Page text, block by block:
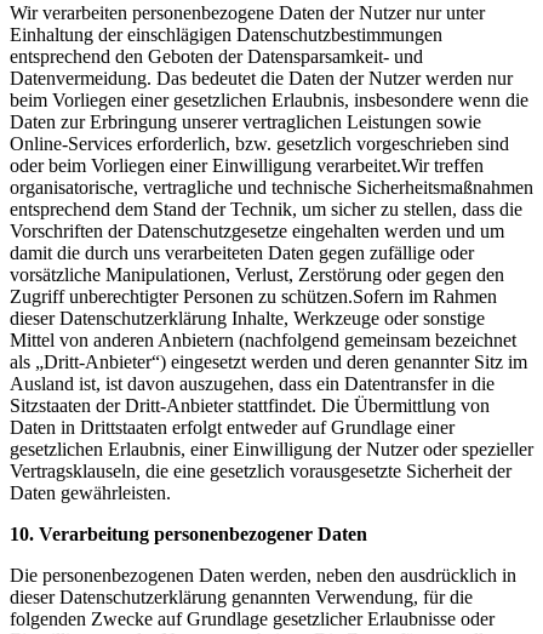
Wir verarbeiten personenbezogene Daten der Nutzer nur unter
Einhaltung der einschlägigen Datenschutzbestimmungen
entsprechend den Geboten der Datensparsamkeit- und
Datenvermeidung. Das bedeutet die Daten der Nutzer werden nur
beim Vorliegen einer gesetzlichen Erlaubnis, insbesondere wenn die
Daten zur Erbringung unserer vertraglichen Leistungen sowie
Online-Services erforderlich, bzw. gesetzlich vorgeschrieben sind
oder beim Vorliegen einer Einwilligung verarbeitet.Wir treffen
organisatorische, vertragliche und technische Sicherheitsmaßnahmen
entsprechend dem Stand der Technik, um sicher zu stellen, dass die
Vorschriften der Datenschutzgesetze eingehalten werden und um
damit die durch uns verarbeiteten Daten gegen zufällige oder
vorsätzliche Manipulationen, Verlust, Zerstörung oder gegen den
Zugriff unberechtigter Personen zu schützen.Sofern im Rahmen
dieser Datenschutzerklärung Inhalte, Werkzeuge oder sonstige
Mittel von anderen Anbietern (nachfolgend gemeinsam bezeichnet
als „Dritt-Anbieter“) eingesetzt werden und deren genannter Sitz im
Ausland ist, ist davon auszugehen, dass ein Datentransfer in die
Sitzstaaten der Dritt-Anbieter stattfindet. Die Übermittlung von
Daten in Drittstaaten erfolgt entweder auf Grundlage einer
gesetzlichen Erlaubnis, einer Einwilligung der Nutzer oder spezieller
Vertragsklauseln, die eine gesetzlich vorausgesetzte Sicherheit der
Daten gewährleisten.
10. Verarbeitung personenbezogener Daten
Die personenbezogenen Daten werden, neben den ausdrücklich in
dieser Datenschutzerklärung genannten Verwendung, für die
folgenden Zwecke auf Grundlage gesetzlicher Erlaubnisse oder